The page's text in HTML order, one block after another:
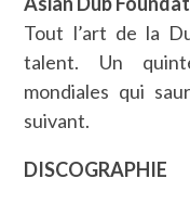
Tout l’art de la
talent. Un
mondiales qui
suivant.
DISCOGRAPHIE